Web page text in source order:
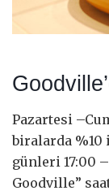
Pazartesi
biralarda %10
günleri 17:00
Goodville”